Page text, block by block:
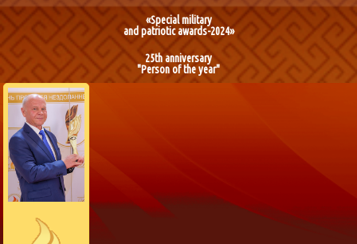
«Special military
and patriotic awards-2024»
25th anniversary
"Person of the year"